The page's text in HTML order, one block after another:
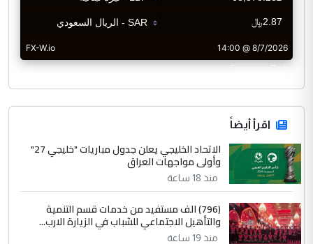
CurrencyRate
اقرأ أيضاً
الاتحاد الخليجي يعلن جدول مباريات "خليجي 27"
وأولى مواجهات العراق
منذ 18 ساعة
(796) الف مستفيد من خدمات قسم التنمية
والتأهيل الاجتماعي للشباب في الزيارة الارب...
منذ 19 ساعة